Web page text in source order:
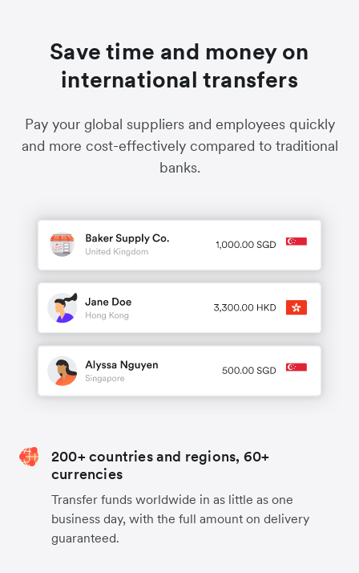
Save time and money on
international transfers
Pay your global suppliers and employees quickly
and more cost-effectively compared to traditional
banks.
200+ countries and regions, 60+
currencies
Transfer funds worldwide in as little as one
business day, with the full amount on delivery
guaranteed.